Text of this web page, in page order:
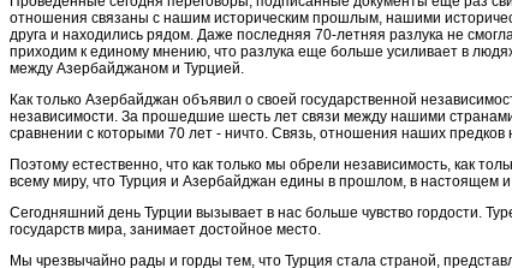
отношения связаны с нашим историческим прошлым, нашими
друга и находились рядом. Даже последняя 70-летняя разлука не
приходим к единому мнению, что разлука еще больше усиливает в
между Азербайджаном и Турцией.
Как только Азербайджан объявил о своей государственной
независимости. За прошедшие шесть лет связи между нашими
сравнении с которыми 70 лет - ничто. Связь, отношения наших
Поэтому естественно, что как только мы обрели независимость, как
всему миру, что Турция и Азербайджан едины в прошлом, в настоящем
Сегодняшний день Турции вызывает в нас боль­ше чувство гордости.
государств мира, занимает достойное место.
Мы чрезвычайно рады и горды тем, что Турция стала страной,